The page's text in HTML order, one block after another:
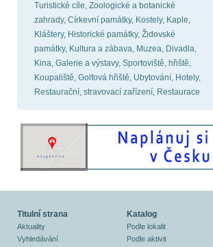
Turistické cíle, Zoologické a botanické
zahrady, Církevní památky, Kostely, Kaple,
Kláštery, Historické památky, Židovské
památky, Kultura a zábava, Muzea, Divadla,
Kina, Galerie a výstavy, Sportoviště, hřiště,
Koupaliště, Golfová hřiště, Ubytování, Hotely,
Restaurační, stravovací zařízení, Restaurace
Titulní strana
Aktuality
Vyhledávání
Katalog
Podle lokalit
Podle aktivit